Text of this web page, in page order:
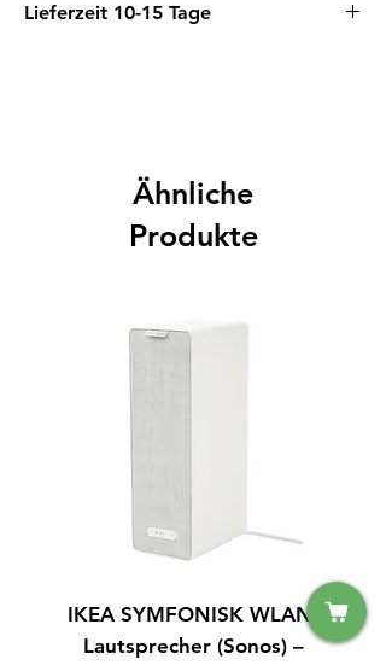
Lieferzeit 10-15 Tage
Ähnliche
Produkte
IKEA SYMFONISK WLAN-
Lautsprecher (Sonos) –